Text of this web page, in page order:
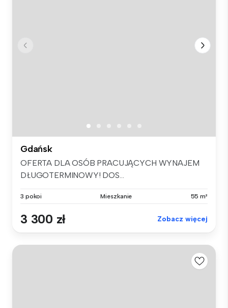
Gdańsk
OFERTA DLA OSÓB PRACUJĄCYCH WYNAJEM
DŁUGOTERMINOWY! DOS...
3 pokoi Mieszkanie 55 m²
3 300 zł Zobacz więcej